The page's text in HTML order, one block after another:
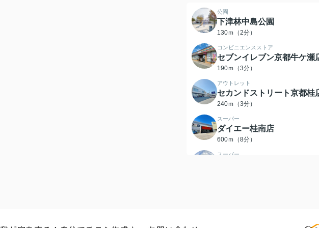
公園
下津林中島公園
130ｍ（2分）
コンビニエンスストア
セブンイレブン京都牛ケ瀬
190ｍ（3分）
アウトレット
セカンドストリート京都桂
240ｍ（3分）
スーパー
ダイエー桂南店
600ｍ（8分）
スーパー